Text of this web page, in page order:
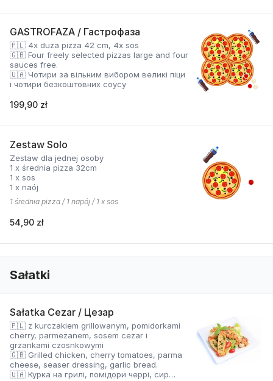
GASTROFAZA / Гастрофаза
🇵🇱 4x duża pizza 42 cm, 4x sos
🇬🇧 Four freely selected pizzas large and four
sauces free.
🇺🇦 Чотири за вільним вибором великі піци
і чотири безкоштовних соусу
199,90 zł
Zestaw Solo
Zestaw dla jednej osoby
1 x średnia pizza 32cm
1 x sos
1 x naój
1 średnia pizza / 1 napój / 1 x sos
54,90 zł
Sałatki
Sałatka Cezar / Цезар
🇵🇱 z kurczakiem grillowanym, pomidorkami
cherry, parmezanem, sosem cezar i
grzankami czosnkowymi
🇬🇧 Grilled chicken, cherry tomatoes, parma
cheese, seaser dressing, garlic bread.
🇺🇦 Курка на грилі, помідори черрі, сир